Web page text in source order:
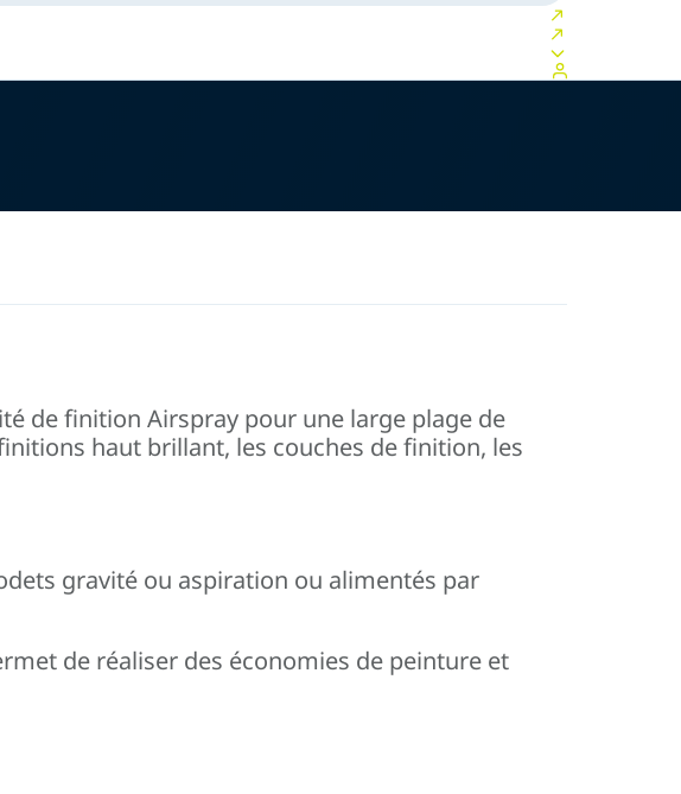
de finition Airspray pour une large plage de
haut brillant, les couches de finition, les
gravité ou aspiration ou alimentés par
de réaliser des économies de peinture et